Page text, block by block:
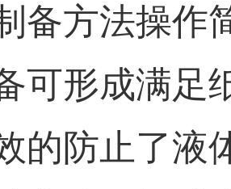
备方法操作
可形成满足
的防止了液